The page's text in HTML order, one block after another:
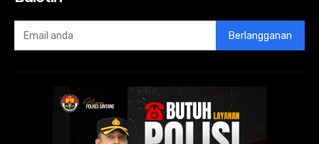
Berlangganan